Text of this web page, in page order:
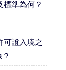
標準為何？
可證入境之